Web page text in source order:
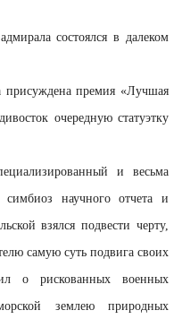
состоялся в далеком
присуждена премия «Лучшая
очередную статуэтку
и весьма
научного отчета и
взялся подвести черту,
самую суть подвига своих
о рискованных военных
землею природных